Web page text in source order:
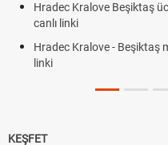
Hradec Kralove Beşiktaş
canlı linki
Hradec Kralove - Beşiktaş
linki
KEŞFET